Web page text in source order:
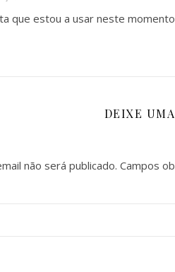
que estou a usar neste
DEIXE
não será publicado. Campos